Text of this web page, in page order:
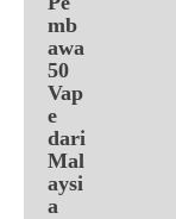
mb
awa
50
Vap
e
dari
Mal
aysi
a